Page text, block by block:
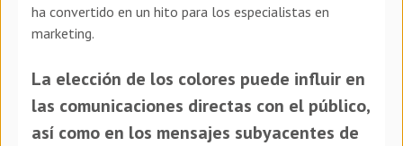
ha convertido en un hito para los especialistas en
marketing.
La elección de los colores puede influir en
las comunicaciones directas con el público,
así como en los mensajes subyacentes de